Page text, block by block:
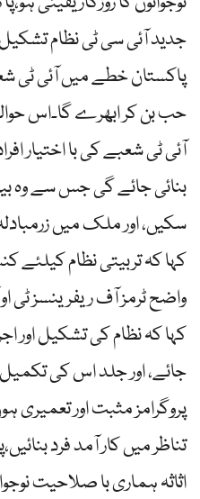
جدید آئی سی ٹی نظام
پاکستان خطے میں آئی ٹی
حب بن کر ابھرے گا۔اس
آئی ٹی شعبے کی با اختیار
بنائی جائے گی جس سے وہ بین
سکیں، اور ملک میں
کہا کہ تربیتی نظام
واضح ٹرمز آف ریفرینسز ٹی
کہا کہ نظام کی تشکیل اور
جائے، اور جلد اس کی تکمیل
پروگرامز مثبت اور تعمیری
تناظر میں کار آمد فرد
اثاثہ ہماری با صلاحیت